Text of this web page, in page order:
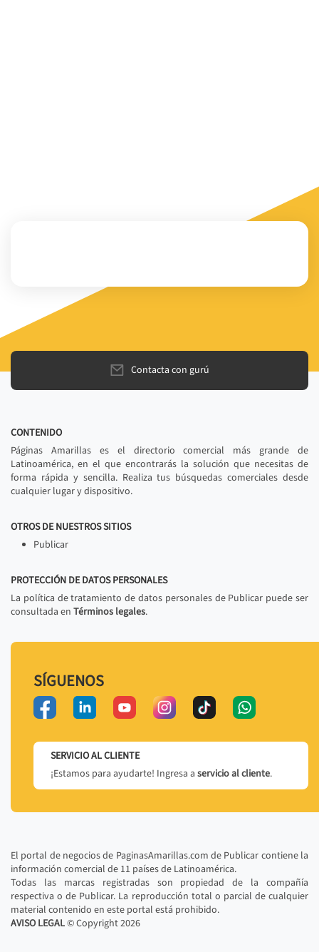
Contacta con gurú
CONTENIDO
Páginas Amarillas es el directorio comercial más grande de
Latinoamérica, en el que encontrarás la solución que necesitas de
forma rápida y sencilla. Realiza tus búsquedas comerciales desde
cualquier lugar y dispositivo.
OTROS DE NUESTROS SITIOS
Publicar
PROTECCIÓN DE DATOS PERSONALES
La política de tratamiento de datos personales de Publicar puede ser
consultada en Términos legales.
SÍGUENOS
SERVICIO AL CLIENTE
¡Estamos para ayudarte! Ingresa a servicio al cliente.
El portal de negocios de PaginasAmarillas.com de Publicar contiene la
información comercial de 11 países de Latinoamérica.
Todas las marcas registradas son propiedad de la compañía
respectiva o de Publicar. La reproducción total o parcial de cualquier
material contenido en este portal está prohibido.
AVISO LEGAL© Copyright2026